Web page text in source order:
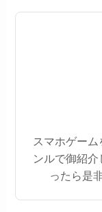
スマホゲー
ンルで御紹
ったら是